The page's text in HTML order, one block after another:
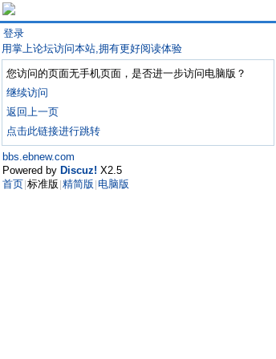
登录
用掌上论坛访问本站,拥有更好阅读体验
您访问的页面无手机页面，是否进一步访问电脑版？
继续访问
返回上一页
点击此链接进行跳转
bbs.ebnew.com
Powered by Discuz! X2.5
首页 标准版 精简版 电脑版